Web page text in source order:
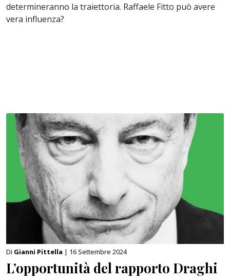
determineranno la traiettoria. Raffaele Fitto può avere
vera influenza?
Di Gianni Pittella | 16 Settembre 2024
L’opportunità del rapporto Draghi